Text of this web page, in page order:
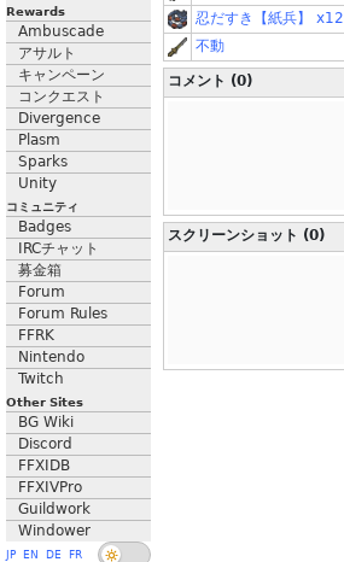
Rewards
Ambuscade
アサルト
キャンペーン
コンクエスト
Divergence
Plasm
Sparks
Unity
コミュニティ
Badges
IRCチャット
募金箱
Forum
Forum Rules
FFRK
Nintendo
Twitch
Other Sites
BG Wiki
Discord
FFXIDB
FFXIVPro
Guildwork
Windower
JP EN DE FR
忍だすき【紙兵】 x12
不動
コメント (0)
スクリーンショット (0)